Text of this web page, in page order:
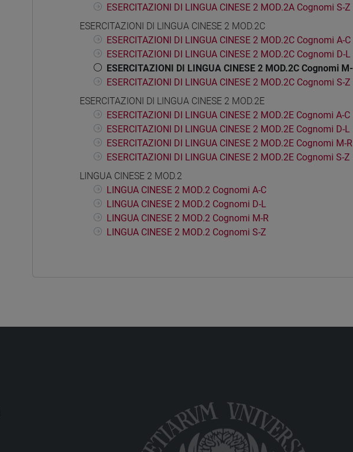
ESERCITAZIONI DI LINGUA CINESE 2 MOD.2A Cognomi S-Z
ESERCITAZIONI DI LINGUA CINESE 2 MOD.2C
ESERCITAZIONI DI LINGUA CINESE 2 MOD.2C Cognomi A-C
ESERCITAZIONI DI LINGUA CINESE 2 MOD.2C Cognomi D-L
ESERCITAZIONI DI LINGUA CINESE 2 MOD.2C Cognomi
ESERCITAZIONI DI LINGUA CINESE 2 MOD.2C Cognomi S-Z
ESERCITAZIONI DI LINGUA CINESE 2 MOD.2E
ESERCITAZIONI DI LINGUA CINESE 2 MOD.2E Cognomi A-C
ESERCITAZIONI DI LINGUA CINESE 2 MOD.2E Cognomi D-L
ESERCITAZIONI DI LINGUA CINESE 2 MOD.2E Cognomi M-R
ESERCITAZIONI DI LINGUA CINESE 2 MOD.2E Cognomi S-Z
LINGUA CINESE 2 MOD.2
LINGUA CINESE 2 MOD.2 Cognomi A-C
LINGUA CINESE 2 MOD.2 Cognomi D-L
LINGUA CINESE 2 MOD.2 Cognomi M-R
LINGUA CINESE 2 MOD.2 Cognomi S-Z